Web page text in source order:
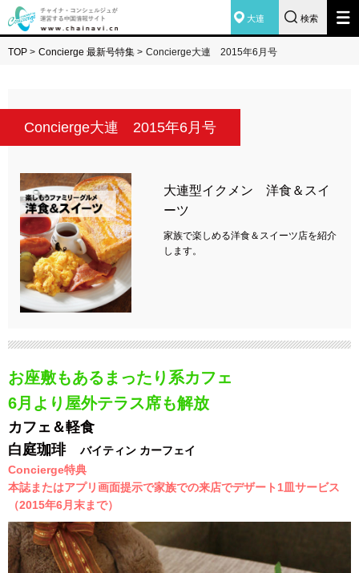
大連 検索
TOP > Concierge 最新号特集 > Concierge大連 2015年6月号
Concierge大連 2015年6月号
大連型イクメン 洋食＆スイ
ーツ
家族で楽しめる洋食＆スイーツ店を紹介
します。
お座敷もあるまったり系カフェ
6月より屋外テラス席も解放
カフェ＆軽食
白庭珈琲
バイティン カーフェイ
Concierge特典
本誌またはアプリ画面提示で家族での来店でデザート1皿サービス
（2015年6月末まで）